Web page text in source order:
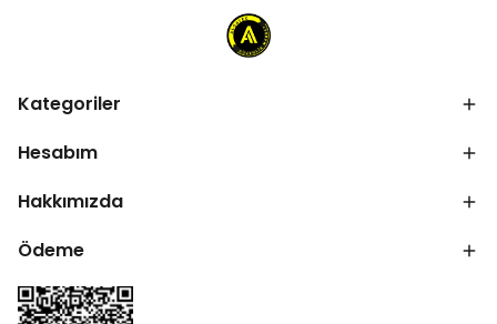
Kategoriler
Hesabım
Hakkımızda
Ödeme